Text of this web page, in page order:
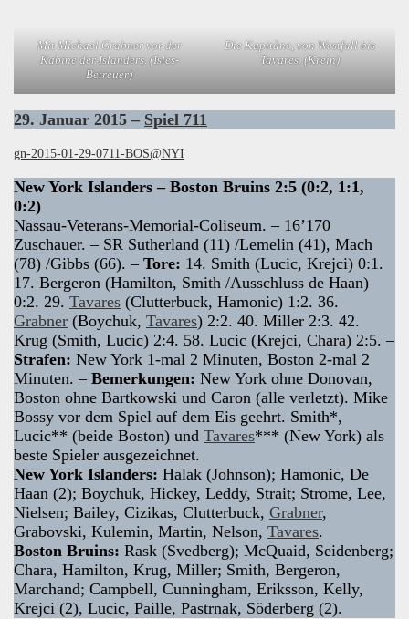
Mit Michael Grabner vor der
Kabine der Islanders. (Isles-
Betreuer)
Die Kapitäne, von Westfall bis
Tavares. (Krein)
29. Januar 2015 – Spiel 711
gn-2015-01-29-0711-BOS@NYI
New York Islanders – Boston Bruins 2:5 (0:2, 1:1,
0:2)
Nassau-Veterans-Memorial-Coliseum. – 16’170
Zuschauer. – SR Sutherland (11) /Lemelin (41), Mach
(78) /Gibbs (66). – Tore: 14. Smith (Lucic, Krejci) 0:1.
17. Bergeron (Hamilton, Smith /Ausschluss de Haan)
0:2. 29. Tavares (Clutterbuck, Hamonic) 1:2. 36.
Grabner (Boychuk, Tavares) 2:2. 40. Miller 2:3. 42.
Krug (Smith, Lucic) 2:4. 58. Lucic (Krejci, Chara) 2:5. –
Strafen: New York 1-mal 2 Minuten, Boston 2-mal 2
Minuten. – Bemerkungen: New York ohne Donovan,
Boston ohne Bartkowski und Caron (alle verletzt). Mike
Bossy vor dem Spiel auf dem Eis geehrt. Smith*,
Lucic** (beide Boston) und Tavares*** (New York) als
beste Spieler ausgezeichnet.
New York Islanders: Halak (Johnson); Hamonic, De
Haan (2); Boychuk, Hickey, Leddy, Strait; Strome, Lee,
Nielsen; Bailey, Cizikas, Clutterbuck, Grabner,
Grabovski, Kulemin, Martin, Nelson, Tavares.
Boston Bruins: Rask (Svedberg); McQuaid, Seidenberg;
Chara, Hamilton, Krug, Miller; Smith, Bergeron,
Marchand; Campbell, Cunningham, Eriksson, Kelly,
Krejci (2), Lucic, Paille, Pastrnak, Söderberg (2).